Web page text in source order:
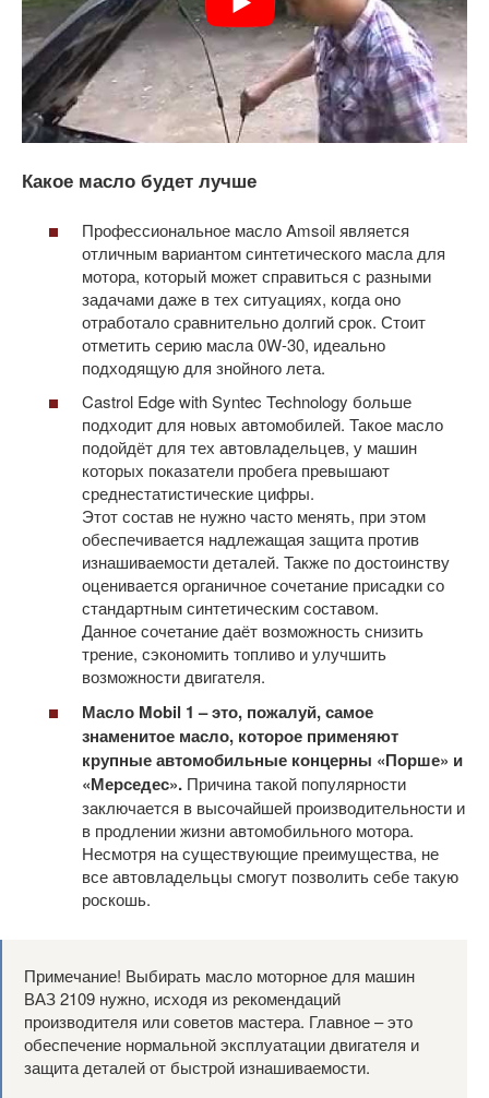
Какое масло будет лучше
Профессиональное масло Amsoil является
отличным вариантом синтетического масла для
мотора, который может справиться с разными
задачами даже в тех ситуациях, когда оно
отработало сравнительно долгий срок. Стоит
отметить серию масла 0W-30, идеально
подходящую для знойного лета.
Castrol Edge with Syntec Technology больше
подходит для новых автомобилей. Такое масло
подойдёт для тех автовладельцев, у машин
которых показатели пробега превышают
среднестатистические цифры.
Этот состав не нужно часто менять, при этом
обеспечивается надлежащая защита против
изнашиваемости деталей. Также по достоинству
оценивается органичное сочетание присадки со
стандартным синтетическим составом.
Данное сочетание даёт возможность снизить
трение, сэкономить топливо и улучшить
возможности двигателя.
Масло Mobil 1 – это, пожалуй, самое
знаменитое масло, которое применяют
крупные автомобильные концерны «Порше» и
«Мерседес». Причина такой популярности
заключается в высочайшей производительности и
в продлении жизни автомобильного мотора.
Несмотря на существующие преимущества, не
все автовладельцы смогут позволить себе такую
роскошь.
Примечание! Выбирать масло моторное для машин
ВАЗ 2109 нужно, исходя из рекомендаций
производителя или советов мастера. Главное – это
обеспечение нормальной эксплуатации двигателя и
защита деталей от быстрой изнашиваемости.